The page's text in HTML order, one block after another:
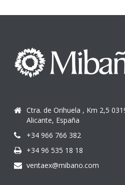
Ctra. de Orihuela , Km 2,5
Alicante, España
+34 966 766 382
+34 96 535 18 18
ventaex@mibano.com